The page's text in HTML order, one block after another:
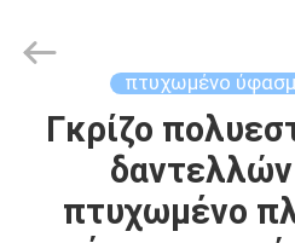
ΑΡΧΙΚΉ
ΣΕΛΊΔΑ
Reserved.
πτυχωμένο
Γκρίζο
πτυχωμένο